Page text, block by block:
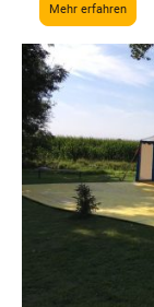
Mehr erfahren